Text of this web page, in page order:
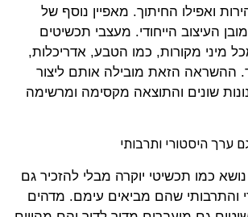
ואפילו החיתוך. מאפיין נוסף של
העיצוב הייחודי. מעצבי תכשיטים
מיני מקורות, כמו הטבע, אדריכלות,
ההשראה הזאת מובילה אותם ליצור
שונים והתוצאה מקסימה ומרשימה
ערך היסטורי ותרבותי
כמו תכשיטי יוקרה מבלי להזכיר גם
והתרבותי שהם מביאים עימם. מדהים